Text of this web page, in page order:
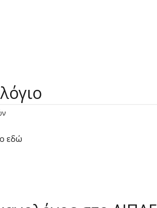
εδώ